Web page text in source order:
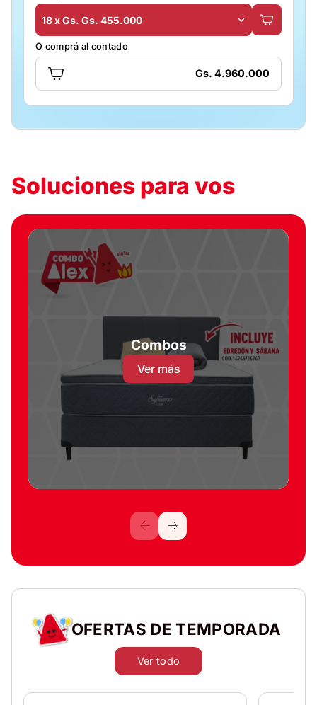
18 x Gs. Gs. 455.000
O comprá al contado
Gs. 4.960.000
Soluciones para vos
Combos
Ver más
OFERTAS DE TEMPORADA
Ver todo